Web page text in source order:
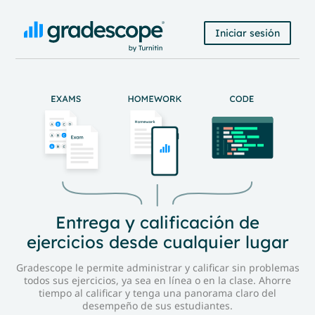
Iniciar sesión
Entrega y calificación de
ejercicios desde cualquier lugar
Gradescope le permite administrar y calificar sin problemas
todos sus ejercicios, ya sea en línea o en la clase. Ahorre
tiempo al calificar y tenga una panorama claro del
desempeño de sus estudiantes.